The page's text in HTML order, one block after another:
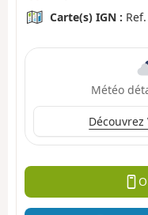
Carte(s) IGN :
Météo